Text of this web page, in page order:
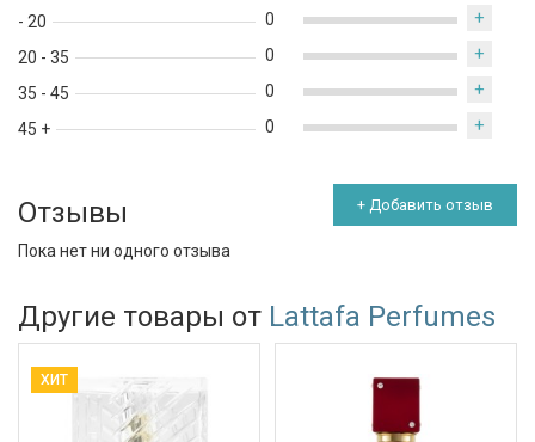
- 20
20 - 35
35 - 45
45 +
0 +
0 +
0 +
0 +
Отзывы + Добавить отзыв
Пока нет ни одного отзыва
Другие товары от Lattafa Perfumes
ХИТ